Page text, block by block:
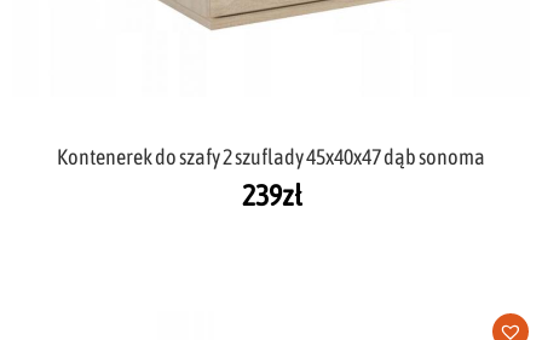
Kontenerek do szafy 2 szuflady 45x40x47 dąb sonoma
239zł